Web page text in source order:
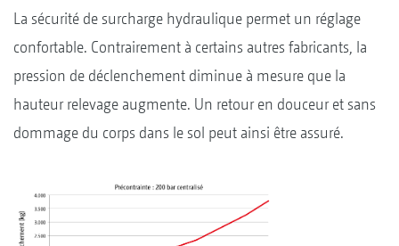
La sécurité de surcharge hydraulique permet un réglage
confortable. Contrairement à certains autres fabricants, la
pression de déclenchement diminue à mesure que la
hauteur relevage augmente. Un retour en douceur et sans
dommage du corps dans le sol peut ainsi être assuré.